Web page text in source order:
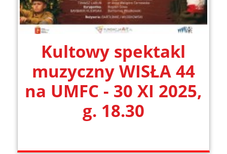
Kultowy spektakl
muzyczny WISŁA 44
na UMFC - 30 XI 2025,
g. 18.30